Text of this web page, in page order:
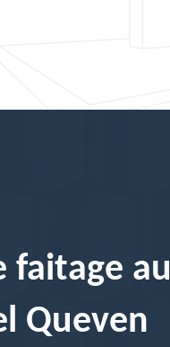
faitage au
Queven